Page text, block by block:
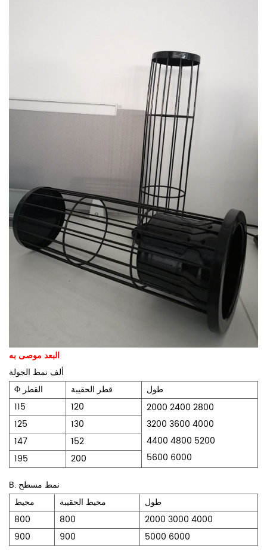
البعد موصى به
ألف نمط الجولة
Φ القطر
قطر الحقيبة
طول
115
120
2000 2400 2800
3200 3600 4000
4400 4800 5200
5600 6000
125
130
147
152
195
200
B. نمط مسطح
محيط
محيط الحقيبة
طول
800
800
2000 3000 4000
900
900
5000 6000